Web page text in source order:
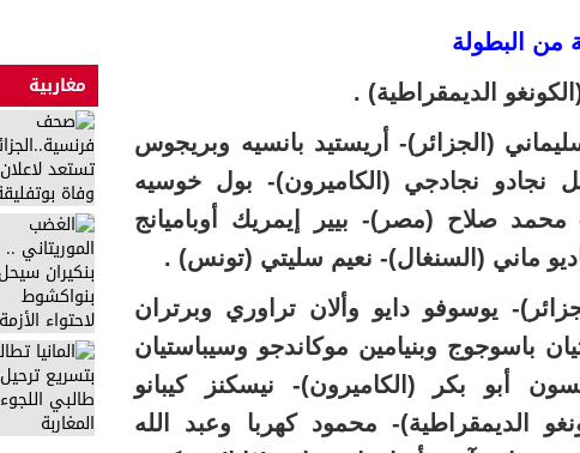
من البطولة
الديمقراطية) .
(الجزائر)- أريستيد بانسيه وبريجوس
نجادو نجادجي (الكاميرون)- بول خوسيه
محمد صلاح (مصر)- بيير إيمريك أوباميانج
ماني (السنغال)- نعيم سليتي (تونس) .
يوسوفو دايو وألان تراوري وبرتران
باسوجوج وبنيامين موكاندجو وسيباستيان
أبو بكر (الكاميرون)- نيسكنز كيبانو
الديمقراطية)- محمود كهربا وعبد الله
مغاربية